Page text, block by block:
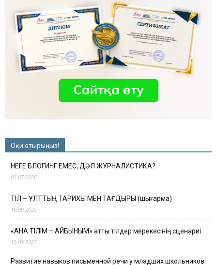
Оқи отырыңыз!
НЕГЕ БЛОГИНГ ЕМЕС, ДӘЛ ЖУРНАЛИСТИКА?
05.07.2026
ТІЛ – ҰЛТТЫҢ ТАРИХЫ МЕН ТАҒДЫРЫ (шығарма)
10.09.2025
«АНА ТІЛІМ – АЙБЫНЫМ» атты тілдер мерекесінің сценариі
10.09.2025
Развитие навыков письменной речи у младших школьников: